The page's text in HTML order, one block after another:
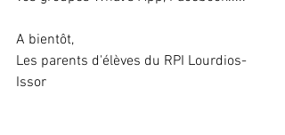
A bientôt,
Les parents d'élèves du RPI Lourdios-
Issor